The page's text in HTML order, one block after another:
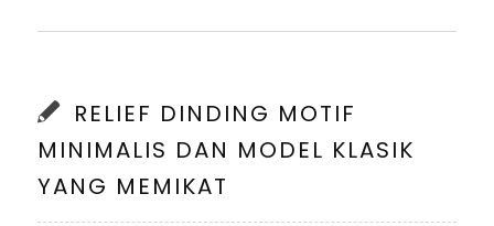
RELIEF DINDING MOTIF
MINIMALIS DAN MODEL KLASIK
YANG MEMIKAT